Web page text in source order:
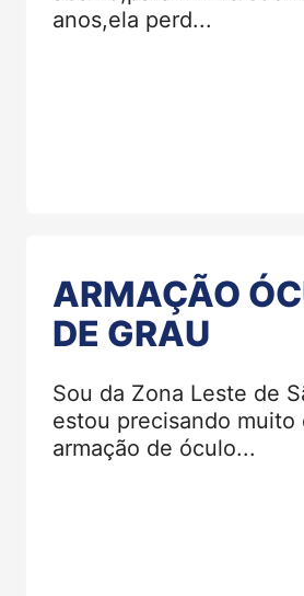
anos,ela perd...
ARMAÇÃO
DE GRAU
Sou da Zona Leste de
estou precisando muito
armação de óculo...